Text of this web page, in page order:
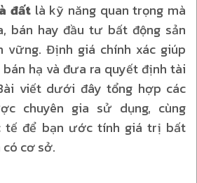
đấtlà kỹ năng quan trọng mà
bán hay đầu tư bất động sản
vững. Định giá chính xác giúp
hạ và đưa ra quyết định tài
viết dưới đây tổng hợp các
chuyên gia sử dụng, cùng
tế để bạn ước tính giá trị bất
cơ sở.